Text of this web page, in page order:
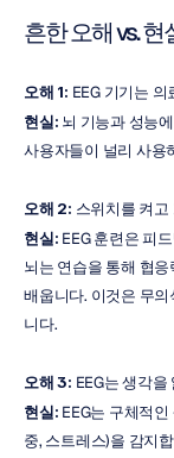
흔한 오해 vs. 현
오해 1: EEG 기기는
현실: 뇌 기능과 성능
사용자들이 널리 사용
오해 2: 스위치를 켜
현실: EEG 훈련은 피
뇌는 연습을 통해 협
배웁니다. 이것은 무
니다.
오해 3: EEG는 생각을
현실: EEG는 구체적
중, 스트레스)을 감지